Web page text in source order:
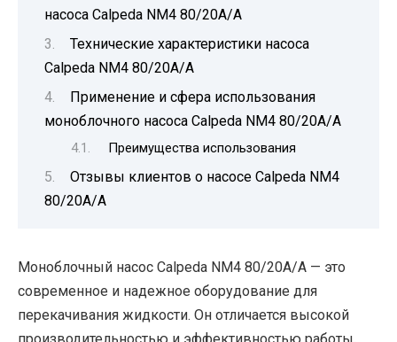
насоса Calpeda NM4 80/20A/A
Технические характеристики насоса
Calpeda NM4 80/20A/A
Применение и сфера использования
моноблочного насоса Calpeda NM4 80/20A/A
Преимущества использования
Отзывы клиентов о насосе Calpeda NM4
80/20A/A
Моноблочный насос Calpeda NM4 80/20A/A — это
современное и надежное оборудование для
перекачивания жидкости. Он отличается высокой